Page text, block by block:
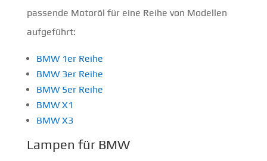
passende Motoröl für eine Reihe von Modellen
aufgeführt:
BMW 1er Reihe
BMW 3er Reihe
BMW 5er Reihe
BMW X1
BMW X3
Lampen für BMW